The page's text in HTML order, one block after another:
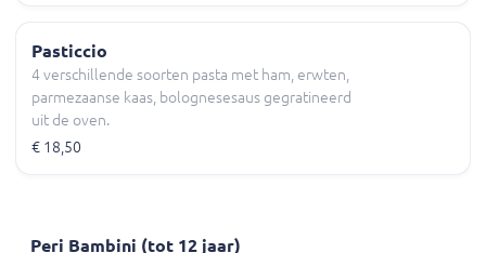
Pasticcio
4 verschillende soorten pasta met ham, erwten,
parmezaanse kaas, bolognesesaus gegratineerd
uit de oven.
€ 18,50
Peri Bambini (tot 12 jaar)